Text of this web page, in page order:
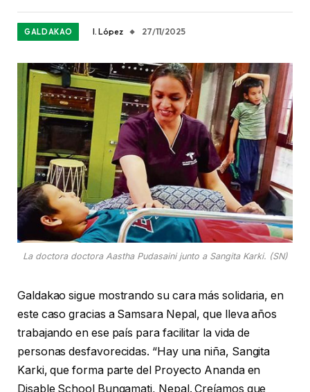
GALDAKAO I. López 27/11/2025
La doctora doctora Aastha Pudasaini junto a Sangita Karki. (SN)
Galdakao sigue mostrando su cara más solidaria, en
este caso gracias a Samsara Nepal, que lleva años
trabajando en ese país para facilitar la vida de
personas desfavorecidas. “Hay una niña, Sangita
Karki, que forma parte del Proyecto Ananda en
Disable School Bungamati, Nepal. Creíamos que